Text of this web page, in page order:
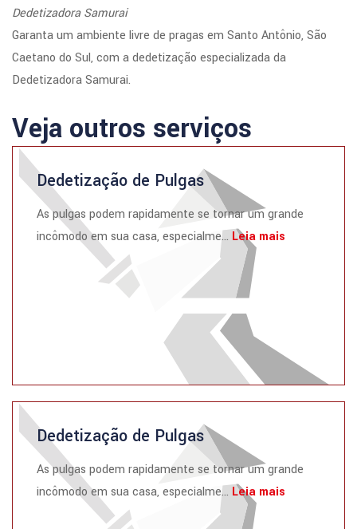
Dedetizadora Samurai
Garanta um ambiente livre de pragas em Santo Antônio, São
Caetano do Sul, com a dedetização especializada da
Dedetizadora Samurai.
Veja outros serviços
Dedetização de Pulgas
As pulgas podem rapidamente se tornar um grande
incômodo em sua casa, especialme... Leia mais
Dedetização de Pulgas
As pulgas podem rapidamente se tornar um grande
incômodo em sua casa, especialme... Leia mais